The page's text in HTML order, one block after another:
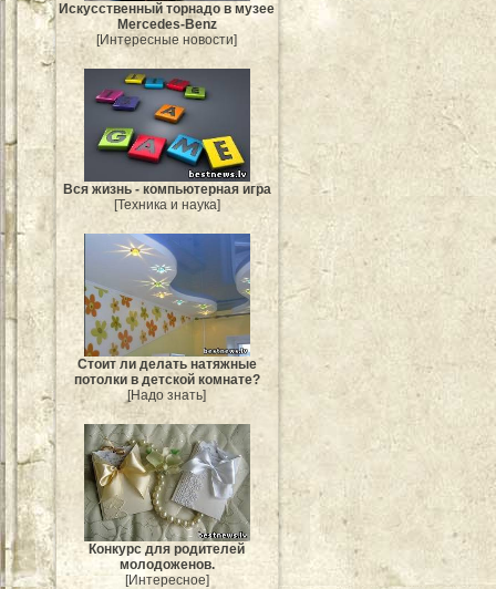
Искусственный торнадо в музее
Mercedes-Benz
[Интересные новости]
Вся жизнь - компьютерная игра
[Техника и наука]
Стоит ли делать натяжные
потолки в детской комнате?
[Надо знать]
Конкурс для родителей
молодоженов.
[Интересное]